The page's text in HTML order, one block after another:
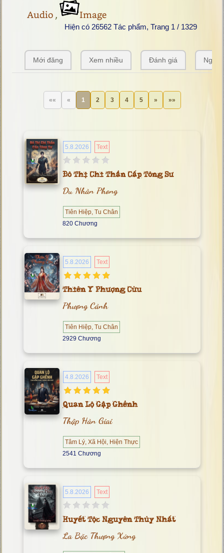
Audio , Image
Hiện có 26562 Tác phẩm, Trang 1 / 1329
Mới đăng Xem nhiều Đánh giá Ngẫu
«« « 1 2 3 4 5 » »»
5.8.2026 Text
Đô Thị Chi Thần Cấp Tông Sư
Du Nhàn Phong
Tiên Hiệp, Tu Chân
820 Chương
5.8.2026 Text
Thiên Y Phượng Cửu
Phượng Cảnh
Tiên Hiệp, Tu Chân
2929 Chương
4.8.2026 Text
Quan Lộ Gập Ghềnh
Thập Hàn Giai
Tâm Lý, Xã Hội, Hiện Thực
2541 Chương
5.8.2026 Text
Huyết Tộc Nguyên Thủy Nhất
La Bặc Thượng Xứng